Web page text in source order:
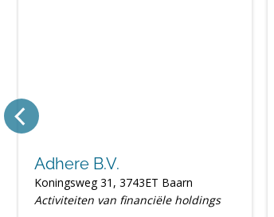
Adhere B.V.
Koningsweg 31, 3743ET Baarn
Activiteiten van financiële holdings